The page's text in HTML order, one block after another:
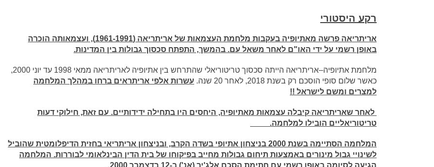
רקע היסטורי
אריתריאה פרשה מאתיופיה בעקבות מלחמת העצמאות של אריתריאה (1961-1991), ועצמאותה הוכרה
באופן רשמי על ידי האו"ם לאחר משאל עם. בהמשך, התפתח סכסוך גבולות בין המדינות.
מלחמת אתיופיה–אריתריאה הייתה סכסוך טריטוריאלי שהתרחש בין אתיופיה לאריתריאה ממאי 1998 עד יוני 2000,
כאשר שלום סופי הוסכם רק בשנת 2018, לאחר 20 שנה.
עשרות אלפי אריתראים ברחו במהלך המלחמה
למצרים ומשם לישראל !!
לאחר שאריתריאה קיבלה עצמאות מאתיופיה, היחסים היו בתחילה ידידותיים. עם זאת, חילוקי דעות
טריטוריאליים הובילו למלחמה.
המלחמה הסתיימה בשנת 2000 בניצחון אתיופי בשדה הקרב, ובניצחון אריתריאי בחזית הדיפלומטית שהוביל
לשינויי גבול מינורים באמצעות תיחום גבולות מחייב בפיקוחו של בית הדין הבינלאומי לבוררות. המלחמה